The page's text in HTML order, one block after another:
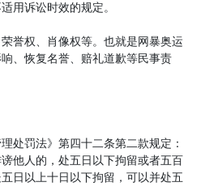
用诉讼时效的规定。
权、肖像权等。也就是网暴奥运
、恢复名誉、赔礼道歉等民事责
罚法》第四十二条第二款规定：
他人的，处五日以下拘留或者五百
日以上十日以下拘留，可以并处五